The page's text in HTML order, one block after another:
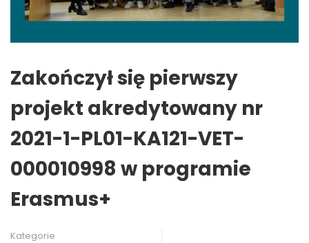
Zakończył się pierwszy
projekt akredytowany nr
2021-1-PL01-KA121-VET-
000010998 w programie
Erasmus+
Kategorie